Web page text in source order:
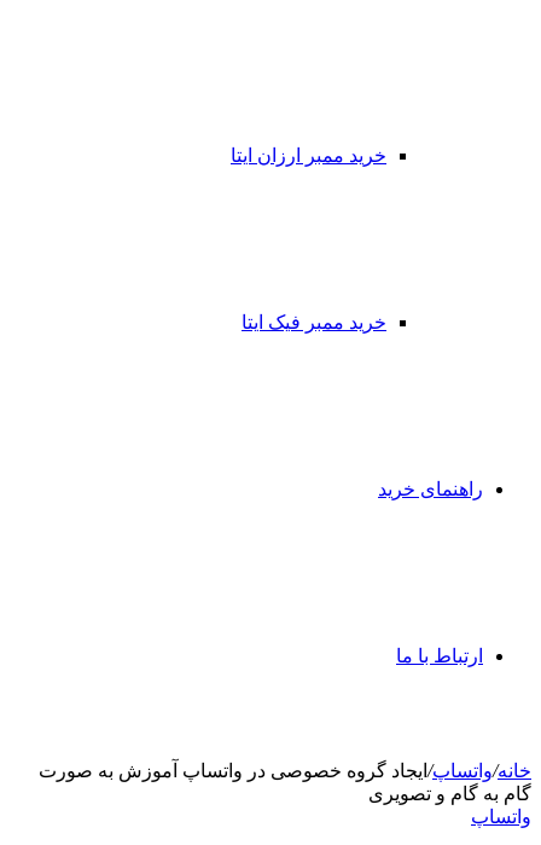
خرید ممبر ارزان ایتا
خرید ممبر فیک ایتا
راهنمای خرید
ارتباط با ما
خانه/واتساپ/ ایجاد گروه خصوصی در واتساپ آموزش به صورت
گام به گام و تصویری
واتساپ